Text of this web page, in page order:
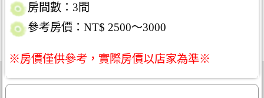
房間數：3間
參考房價：NT$ 2500～3000
※房價僅供參考，實際房價以店家為準※